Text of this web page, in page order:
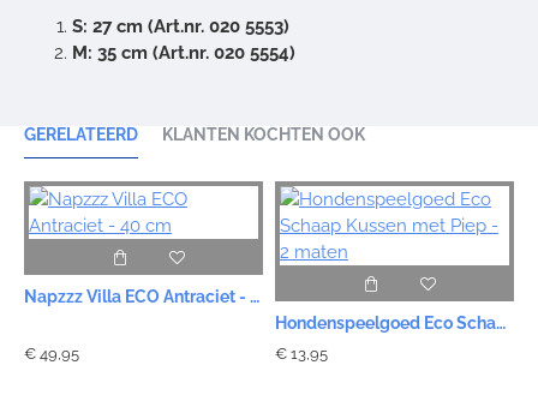
S: 27 cm (Art.nr. 020 5553)
M: 35 cm (Art.nr. 020 5554)
GERELATEERD KLANTEN KOCHTEN OOK
Napzzz Villa ECO Antraciet - 40 cm
€ 49,95
Hondenspeelgoed Eco Schaap Kussen met Piep - 2 maten
€ 13,95